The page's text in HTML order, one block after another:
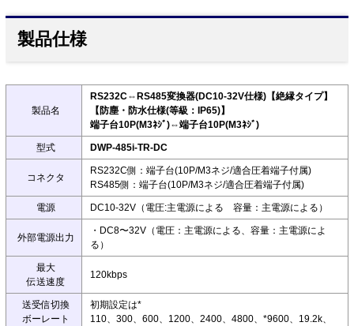
製品仕様
製品名
RS232C⇔RS485変換器(DC10-32V仕様)【絶縁タイプ】
【防塵・防水仕様(等級：IP65)】
端子台10P(M3ﾈｼﾞ)⇔端子台10P(M3ﾈｼﾞ)
型式 DWP-485i-TR-DC
コネクタ
RS232C側：端子台(10P/M3ネジ/適合圧着端子付属)
RS485側：端子台(10P/M3ネジ/適合圧着端子付属)
電源 DC10-32V（電圧:主電源による 容量：主電源による）
外部電源出力
・DC8〜32V（電圧：主電源による、容量：主電源によ
る）
最大
伝送速度
120kbps
送受信切換
ボーレート
初期設定は*
110、300、600、1200、2400、4800、*9600、19.2k、